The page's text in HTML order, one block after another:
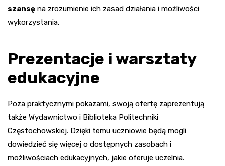
szansę na zrozumienie ich zasad działania i możliwości
wykorzystania.
Prezentacje i warsztaty
edukacyjne
Poza praktycznymi pokazami, swoją ofertę zaprezentują
także Wydawnictwo i Biblioteka Politechniki
Częstochowskiej. Dzięki temu uczniowie będą mogli
dowiedzieć się więcej o dostępnych zasobach i
możliwościach edukacyjnych, jakie oferuje uczelnia.